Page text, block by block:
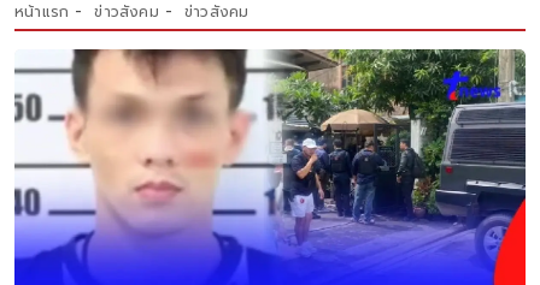
หน้าแรก ข่าวสังคม ข่าวสังคม